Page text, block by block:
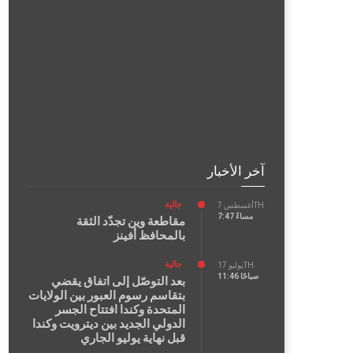
آخر الأخبار
أغسطس 7TH
7:47 مساءً
جالية
مقاطعة وين تجدّد الثقة
بالمحافظ أفينز
يوليو 17TH
11:46 صباحًا
جالية
بعد التوصّل إلى اتفاق يقضي
بتقاسم رسوم العبور بين الولايات
المتحدة وكندا افتتاح الجسر
الدولي الجديد بين ديترويت وكندا
قبل نهاية يوليو الجاري